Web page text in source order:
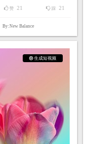
踩 21
赞 21
By:New Balance
生成短视频